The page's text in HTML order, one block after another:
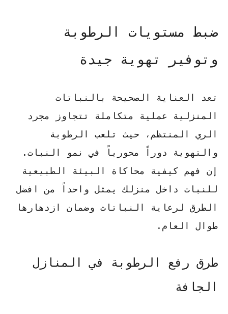
ضبط مستويات الرطوبة
وتوفير تهوية جيدة
تعد
العناية الصحيحة بالنباتات
المنزلية عملية متكاملة تتجاوز مجرد
الري المنتظم، حيث تلعب الرطوبة
والتهوية دوراً محورياً في نمو النبات.
إن فهم كيفية محاكاة البيئة الطبيعية
للنبات داخل منزلك يمثل واحداً من
افضل
الطرق لرعاية النباتات وضمان ازدهارها
طوال العام.
طرق رفع الرطوبة في المنازل
الجافة